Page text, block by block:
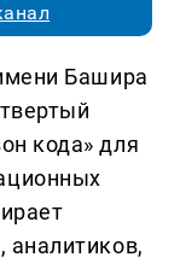
Башира
кода» для
аналитиков,